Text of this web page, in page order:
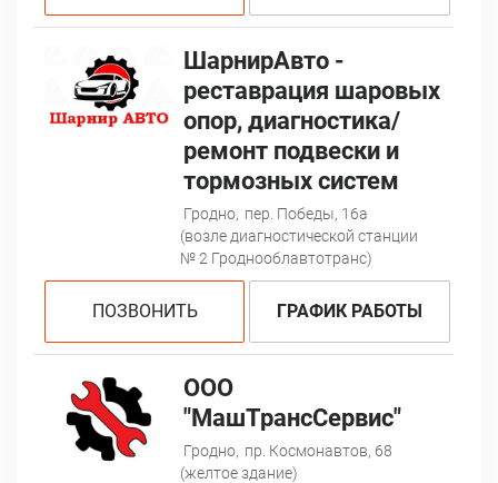
ШарнирАвто -
реставрация шаровых
опор, диагностика/
ремонт подвески и
тормозных систем
Гродно, пер. Победы, 16а
(возле диагностической станции
№ 2 Гроднооблавтотранс)
ПОЗВОНИТЬ ГРАФИК РАБОТЫ
ООО
"МашТрансСервис"
Гродно, пр. Космонавтов, 68
(желтое здание)